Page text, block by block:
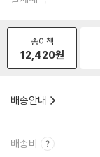
종이책
12,420원
배송안내
배송비